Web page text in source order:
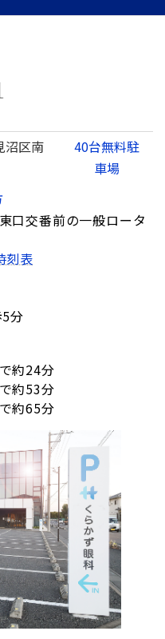
沼区南
40台無料駐
車場
口交番前の一般ロータ
刻表
分
約24分
約53分
約65分